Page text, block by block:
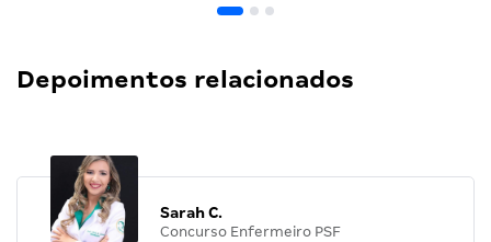
Depoimentos relacionados
Sarah C.
Concurso Enfermeiro PSF